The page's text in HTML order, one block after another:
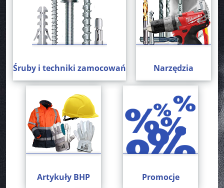
Śruby i techniki zamocowań Narzędzia
Artykuły BHP Promocje